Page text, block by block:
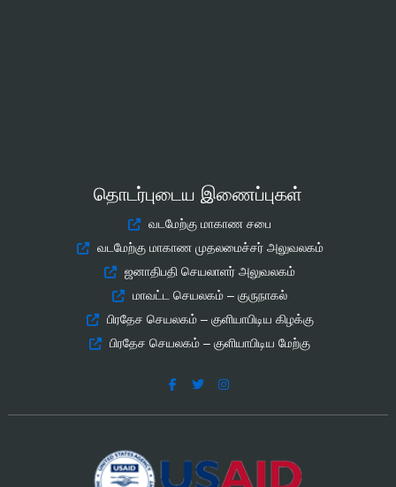
தொடர்புடைய இணைப்புகள்
வடமேற்கு மாகாண சபை
வடமேற்கு மாகாண முதலமைச்சர் அலுவலகம்
ஜனாதிபதி செயலாளர் அலுவலகம்
மாவட்ட செயலகம் – குருநாகல்
பிரதேச செயலகம் – குளியாபிடிய கிழக்கு
பிரதேச செயலகம் – குளியாபிடிய மேற்கு